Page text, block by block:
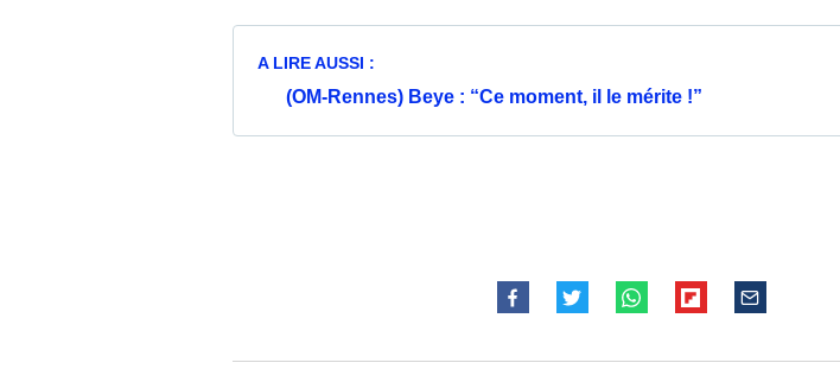
A LIRE AUSSI :
(OM-Rennes) Beye : “Ce moment, il le mérite !”